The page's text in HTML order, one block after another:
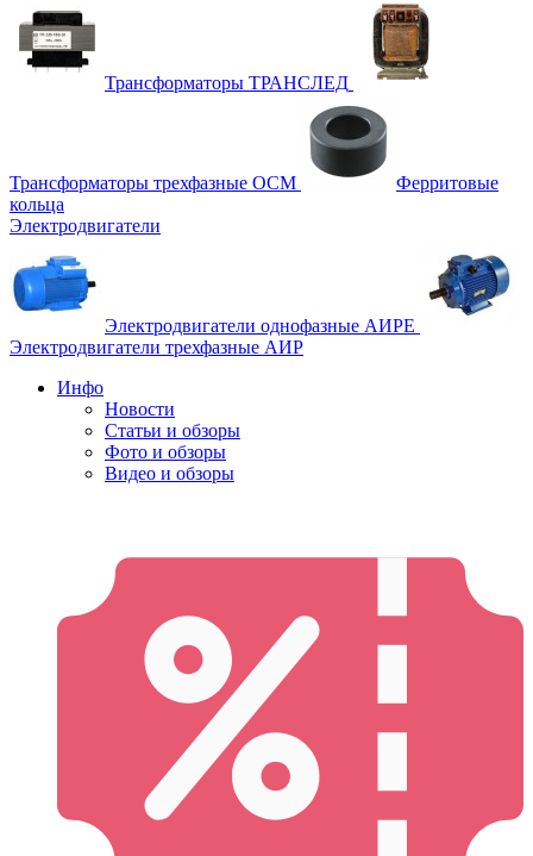
Трансформаторы ТРАНСЛЕД
Трансформаторы трехфазные ОСМ
Ферритовые
кольца
Электродвигатели
Электродвигатели однофазные АИРЕ
Электродвигатели трехфазные АИР
Инфо
Новости
Статьи и обзоры
Фото и обзоры
Видео и обзоры